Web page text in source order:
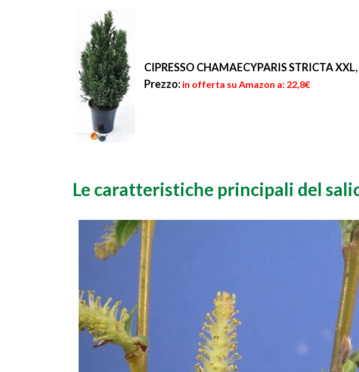
CIPRESSO CHAMAECYPARIS STRICTA
Prezzo: in offerta su Amazon a: 22,8€
Le caratteristiche principali del